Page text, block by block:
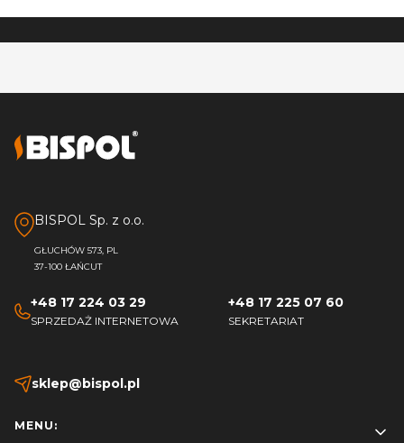
BISPOL Sp. z o.o.
GŁUCHÓW 573, PL
37-100 ŁAŃCUT
+48 17 224 03 29
SPRZEDAŻ INTERNETOWA
+48 17 225 07 60
SEKRETARIAT
sklep@bispol.pl
Linki w stopce
MENU: